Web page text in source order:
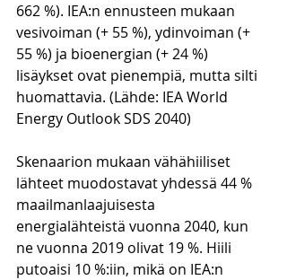
662 %). IEA:n ennusteen mukaan
vesivoiman (+ 55 %), ydinvoiman (+
55 %) ja bioenergian (+ 24 %)
lisäykset ovat pienempiä, mutta silti
huomattavia. (Lähde: IEA World
Energy Outlook SDS 2040)
Skenaarion mukaan vähähiiliset
lähteet muodostavat yhdessä 44 %
maailmanlaajuisesta
energialähteistä vuonna 2040, kun
ne vuonna 2019 olivat 19 %. Hiili
putoaisi 10 %:iin, mikä on IEA:n